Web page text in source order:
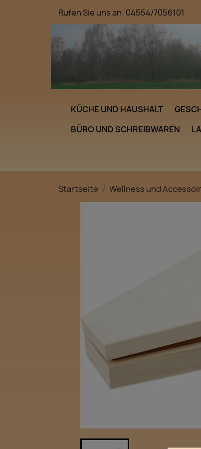
Rufen Sie uns an: 04554/7056101
KÜCHE UND HAUSHALT
BÜRO UND SCHREIBWAREN
Startseite Wellness und